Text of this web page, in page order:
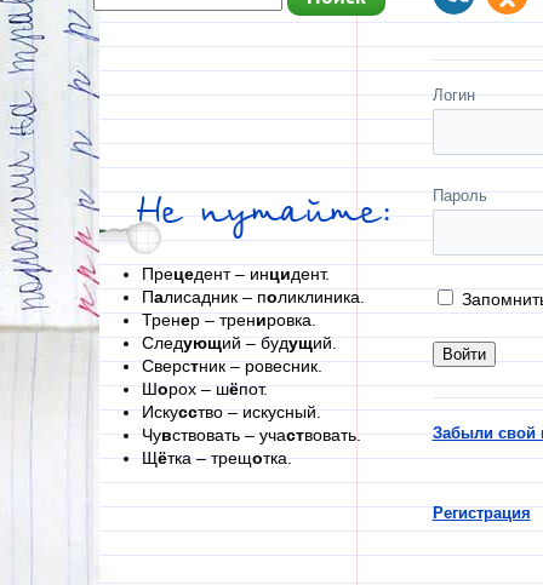
Не путайте:
Прецедент – инцидент.
Палисадник – поликлиника.
Тренер – тренировка.
Следующий – будущий.
Сверстник – ровесник.
Шорох – шёпот.
Искусство – искусный.
Чувствовать – участвовать.
Щётка – трещотка.
Логин
Пароль
Забыли свой
Регистрация